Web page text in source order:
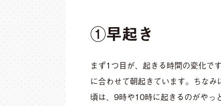
①早起き
まず1つ目が、起きる時間の変化で
に合わせて朝起きています。ちな
頃は、9時や10時に起きるのがやっ